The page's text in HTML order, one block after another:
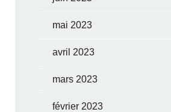
mai 2023
avril 2023
mars 2023
février 2023